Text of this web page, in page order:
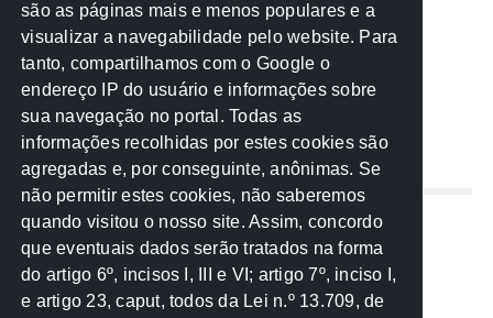
MPF Notícias PF PGE-MT PGR
Receita Federal Sem categoria
TCE-MT TCU TRE
REDE NOS ESTADOS
Mato Grosso do Sul
Paraná
Nacional
são as páginas mais e menos populares e a
visualizar a navegabilidade pelo website. Para
tanto, compartilhamos com o Google o
endereço IP do usuário e informações sobre
sua navegação no portal. Todas as
informações recolhidas por estes cookies são
agregadas e, por conseguinte, anônimas. Se
não permitir estes cookies, não saberemos
quando visitou o nosso site. Assim, concordo
que eventuais dados serão tratados na forma
do artigo 6º, incisos I, III e VI; artigo 7º, inciso I,
e artigo 23, caput, todos da Lei n.º 13.709, de